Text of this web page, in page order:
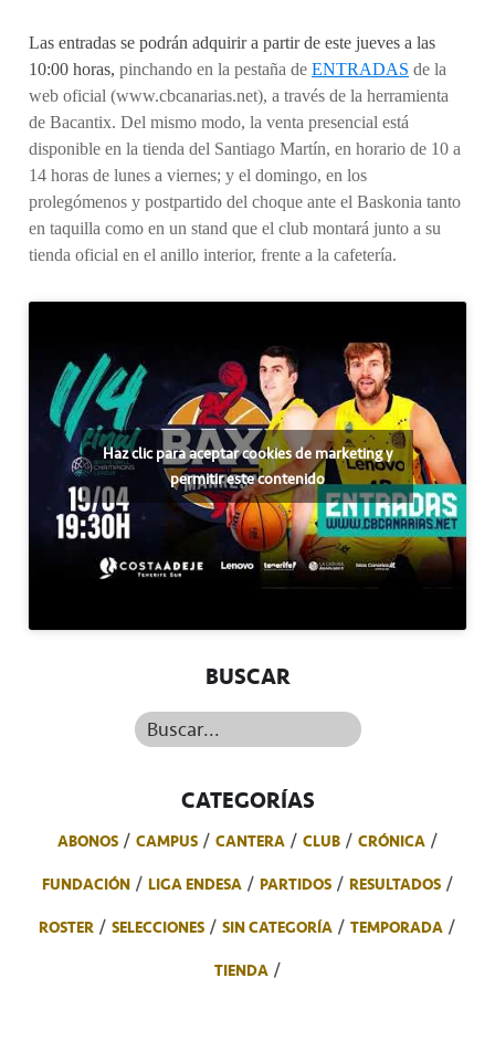
Las entradas se podrán adquirir a partir de este jueves a las
10:00 horas, pinchando en la pestaña de ENTRADAS de la
web oficial (www.cbcanarias.net), a través de la herramienta
de Bacantix. Del mismo modo, la venta presencial está
disponible en la tienda del Santiago Martín, en horario de 10 a
14 horas de lunes a viernes; y el domingo, en los
prolegómenos y postpartido del choque ante el Baskonia tanto
en taquilla como en un stand que el club montará junto a su
tienda oficial en el anillo interior, frente a la cafetería.
Haz clic para aceptar cookies de marketing y
permitir este contenido
BUSCAR
Buscar...
CATEGORÍAS
ABONOS CAMPUS CANTERA CLUB
CRÓNICA
FUNDACIÓN
LIGA ENDESA PARTIDOS
RESULTADOS
ROSTER
SELECCIONES SIN CATEGORÍA
TEMPORADA
TIENDA